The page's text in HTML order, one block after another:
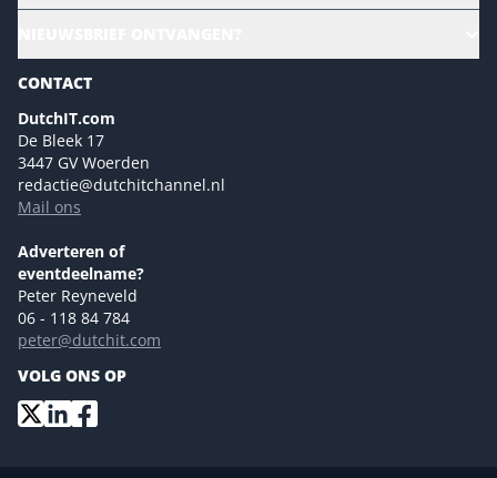
Magazines
Marketingmogelijkheden 2026
Eventmogelijkheden 2026
Advertising opportunities 2026 ENG
Event opportunities 2026 ENG
NL Digital
Versturen
CONTACT
DutchIT.com
De Bleek 17
3447 GV Woerden
redactie@dutchitchannel.nl
Mail ons
Adverteren of
eventdeelname?
Peter Reyneveld
06 - 118 84 784
peter@dutchit.com
VOLG ONS OP